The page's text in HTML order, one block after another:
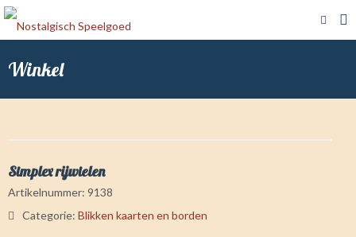
Winkel
Simplex rijwielen
Artikelnummer: 9138
Categorie: Blikken kaarten en borden